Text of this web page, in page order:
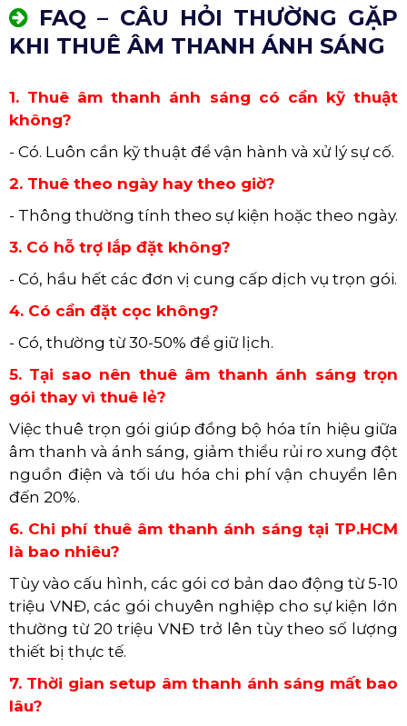
FAQ – CÂU HỎI THƯỜNG GẶP
KHI THUÊ ÂM THANH ÁNH SÁNG
1. Thuê âm thanh ánh sáng có cần kỹ thuật
không?
- Có. Luôn cần kỹ thuật để vận hành và xử lý sự cố.
2. Thuê theo ngày hay theo giờ?
- Thông thường tính theo sự kiện hoặc theo ngày.
3. Có hỗ trợ lắp đặt không?
- Có, hầu hết các đơn vị cung cấp dịch vụ trọn gói.
4. Có cần đặt cọc không?
- Có, thường từ 30-50% để giữ lịch.
5. Tại sao nên thuê âm thanh ánh sáng trọn
gói thay vì thuê lẻ?
Việc thuê trọn gói giúp đồng bộ hóa tín hiệu giữa
âm thanh và ánh sáng, giảm thiểu rủi ro xung đột
nguồn điện và tối ưu hóa chi phí vận chuyển lên
đến 20%.
6. Chi phí thuê âm thanh ánh sáng tại TP.HCM
là bao nhiêu?
Tùy vào cấu hình, các gói cơ bản dao động từ 5-10
triệu VNĐ, các gói chuyên nghiệp cho sự kiện lớn
thường từ 20 triệu VNĐ trở lên tùy theo số lượng
thiết bị thực tế.
7. Thời gian setup âm thanh ánh sáng mất bao
lâu?